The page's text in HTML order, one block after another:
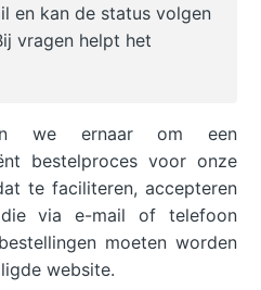
en kan de status volgen
vragen helpt het
we ernaar om een
bestelproces voor onze
te faciliteren, accepteren
via e-mail of telefoon
moeten worden
website.